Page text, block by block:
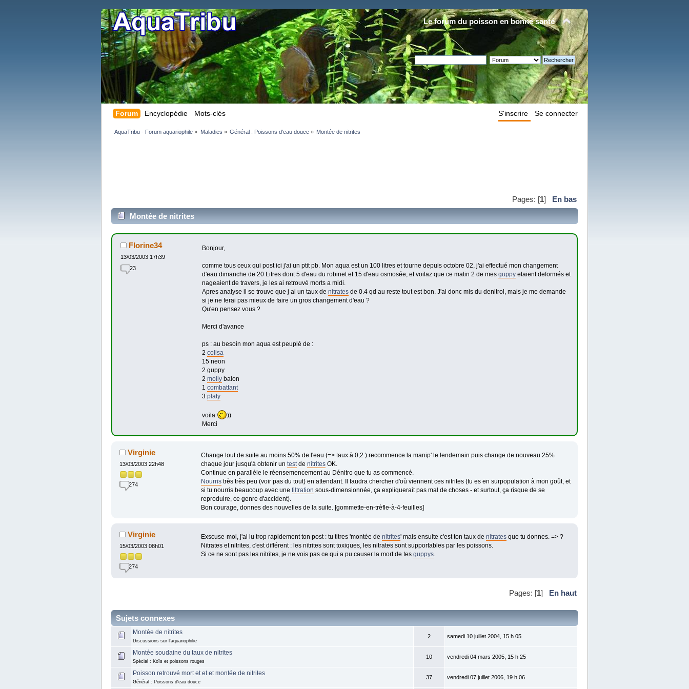
Le forum du poisson en bonne santé
Forum Encyclopédie Mots-clés Se connecter
S'inscrire
AquaTribu - Forum aquariophile » Maladies » Général : Poissons d'eau douce» Montée de nitrites
Pages: [1] En bas
Montée de nitrites
Florine34
13/03/2003 17h39
23
Bonjour,
comme tous ceux qui post ici j'ai un ptit pb. Mon aqua est un 100 litres et tourne depuis octobre 02, j'ai effectué mon changement
d'eau dimanche de 20 Litres dont 5 d'eau du robinet et 15 d'eau osmosée, et voilaz que ce matin 2 de mes guppyetaient deformés et
nageaient de travers, je les ai retrouvé morts a midi.
Apres analyse il se trouve que j ai un taux de nitratesde 0.4 qd au reste tout est bon. J'ai donc mis du denitrol, mais je me demande
si je ne ferai pas mieux de faire un gros changement d'eau ?
Qu'en pensez vous ?
Merci d'avance
ps : au besoin mon aqua est peuplé de :
2 colisa
15 neon
2 guppy
2 mollybalon
1 combattant
3 platy
voila
))
Merci
Virginie
13/03/2003 22h48
274
Change tout de suite au moins 50% de l'eau (=> taux à 0,2 ) recommence la manip' le lendemain puis change de nouveau 25%
chaque jour jusqu'à obtenir un testde nitritesOK.
Continue en parallèle le réensemencement au Dénitro que tu as commencé.
Nourristrès très peu (voir pas du tout) en attendant. Il faudra chercher d'où viennent ces nitrites (tu es en surpopulation à mon goût, et
si tu nourris beaucoup avec une filtration sous-dimensionnée, ça expliquerait pas mal de choses - et surtout, ça risque de se
reproduire, ce genre d'accident).
Bon courage, donnes des nouvelles de la suite. [gommette-en-trèfle-à-4-feuilles]
Virginie
15/03/2003 08h01
274
Exscuse-moi, j'ai lu trop rapidement ton post : tu titres 'montée de nitrites' mais ensuite c'est ton taux de nitratesque tu donnes. => ?
Nitrates et nitrites, c'est différent : les nitrites sont toxiques, les nitrates sont supportables par les poissons.
Si ce ne sont pas les nitrites, je ne vois pas ce qui a pu causer la mort de tes guppys.
Pages: [1] En haut
Sujets connexes
Montée de nitrites
Discussions sur l'aquariophilie
2 samedi 10 juillet 2004, 15 h 05
Montée soudaine du taux de nitrites
Spécial : Koïs et poissons rouges
10 vendredi 04 mars 2005, 15 h 25
Poisson retrouvé mort et et et montée de nitrites
Général : Poissons d'eau douce
37 vendredi 07 juillet 2006, 19 h 06